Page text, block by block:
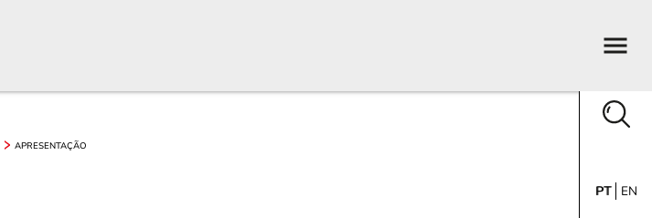
PT EN
APRESENTAÇÃO